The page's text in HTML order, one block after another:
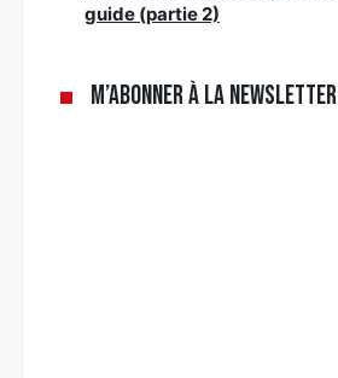
guide (partie 2)
M’abonner à la newsletter